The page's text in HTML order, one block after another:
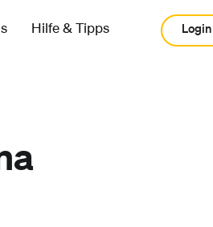
Hilfe & Tipps Login